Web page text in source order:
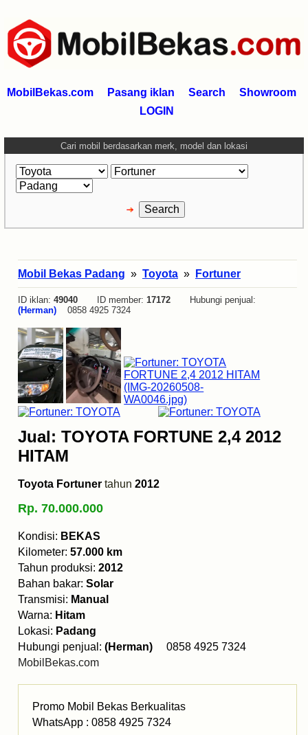
MobilBekas.com Pasang iklan Search
Showroom
LOGIN
Cari mobil berdasarkan merk, model dan lokasi
Mobil Bekas Padang » Toyota » Fortuner
ID iklan: 49040 ID member: 17172 Hubungi penjual:
(Herman)
0858 4925 7324
Jual: TOYOTA FORTUNE 2,4 2012
HITAM
Toyota Fortuner tahun 2012
Rp. 70.000.000
Kondisi: BEKAS
Kilometer: 57.000 km
Tahun produksi: 2012
Bahan bakar: Solar
Transmisi: Manual
Warna: Hitam
Lokasi: Padang
Hubungi penjual: (Herman) 0858 4925 7324
MobilBekas.com
Promo Mobil Bekas Berkualitas
WhatsApp : 0858 4925 7324